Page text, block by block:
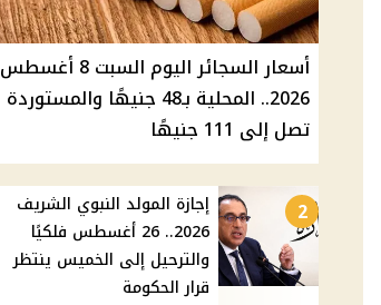
أسعار السجائر اليوم السبت 8 أغسطس
2026.. المحلية بـ48 جنيهًا والمستوردة
تصل إلى 111 جنيهًا
2
إجازة المولد النبوي الشريف
2026.. 26 أغسطس فلكيًا
والترحيل إلى الخميس ينتظر
قرار الحكومة